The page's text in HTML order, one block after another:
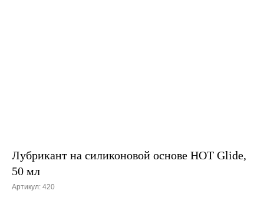
Лубрикант на силиконовой основе HOT Glide,
50 мл
Артикул: 420